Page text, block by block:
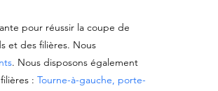
pour réussir la coupe de
et des filières. Nous
. Nous disposons également
: Tourne-à-gauche, porte-